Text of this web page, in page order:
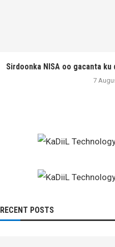
Sirdoonka NISA oo gacanta ku
7
RECENT POSTS